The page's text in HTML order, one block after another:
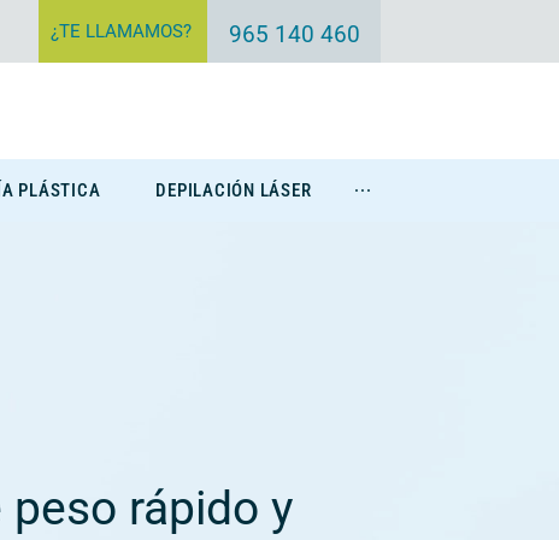
¿TE LLAMAMOS? 965 140 460
PLÁSTICA DEPILACIÓN LÁSER ···
rápido y